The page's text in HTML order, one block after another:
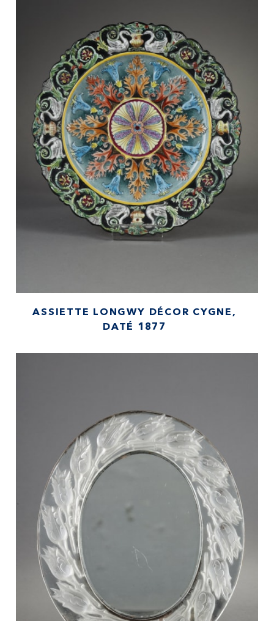
ASSIETTE LONGWY DÉCOR CYGNE,
DATÉ 1877